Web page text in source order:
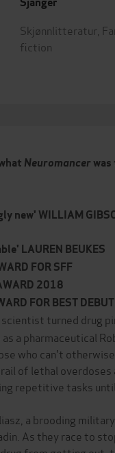
Skjønnlitteratur
fiction
Neuromancer
new' WILLIAM
LAUREN BEUKES
FOR SFF
2018
FOR BEST
turned drug
a pharmaceutical
who can't
of lethal overdoses
repetitive tasks
a brooding
As they race to